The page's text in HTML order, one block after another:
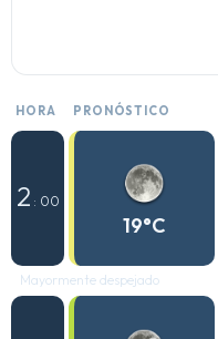
HORA PRONÓSTICO
2 : 00
19°C
Mayormente despejado